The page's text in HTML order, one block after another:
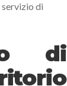
servizio di
di